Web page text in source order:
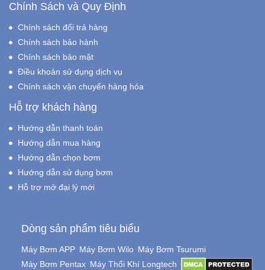
Chính Sách và Quy Định
Chính sách đổi trả hàng
Chính sách bảo hành
Chính sách bảo mật
Điều khoản sử dụng dịch vụ
Chính sách vận chuyển hàng hóa
Hỗ trợ khách hàng
Hướng dẫn thanh toán
Hướng dẫn mua hàng
Hướng dẫn chọn bơm
Hướng dẫn sử dụng bơm
Hỗ trợ mở đại lý mới
Dòng sản phẩm tiêu biểu
Máy Bơm APP Máy Bơm Wilo Máy Bơm Tsurumi
Máy Bơm Pentax Máy Thổi Khí Longtech